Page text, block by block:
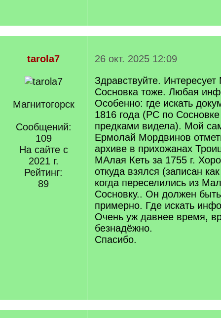
tarola7
Магнитогорск
Сообщений:
109
На сайте с
2021 г.
Рейтинг:
89
26 окт. 2025 12:09
Здравствуйте.
Сосновка тоже. Любая
Особенно: где искать
1816 года (РС по
предками видела). Мой
Ермолай Мордвинов
архиве в прихожанах
МАлая Кеть за 1755 г.
откуда взялся (записан
когда переселились из
Сосновку.. Он должен
примерно. Где искать
Очень уж давнее время,
безнадёжно.
Спасибо.